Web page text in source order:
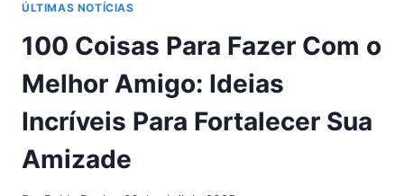
ÚLTIMAS NOTÍCIAS
100 Coisas Para Fazer Com o
Melhor Amigo: Ideias
Incríveis Para Fortalecer Sua
Amizade